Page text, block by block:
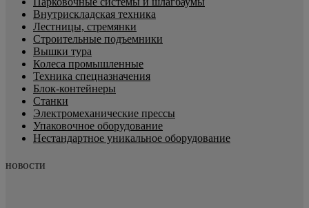
Внутрискладская техника
Лестницы, стремянки
Строительные подъемники
Вышки тура
Колеса промышленные
Техника спецназначения
Блок-контейнеры
Станки
Электромеханические прессы
Упаковочное оборудование
Нестандартное уникальное оборудование
НОВОСТИ